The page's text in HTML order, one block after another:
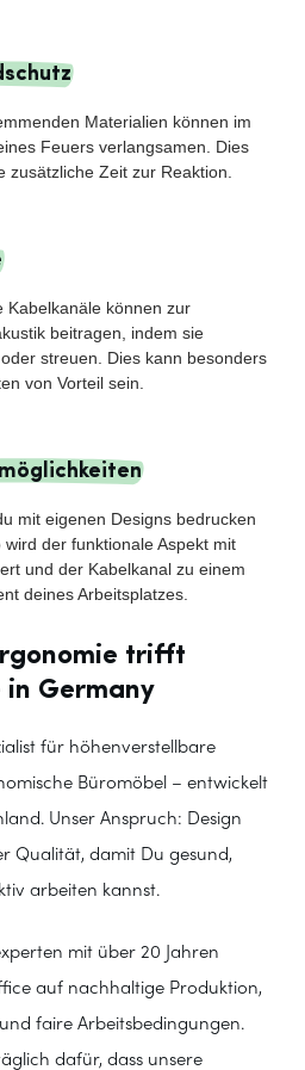
Materialien können im
Feuers verlangsamen. Dies
zusätzliche Zeit zur Reaktion.
Kabelkanäle können zur
beitragen, indem sie
streuen. Dies kann besonders
von Vorteil sein.
mit eigenen Designs bedrucken
der funktionale Aspekt mit
und der Kabelkanal zu einem
deines Arbeitsplatzes.
trifft
Germany
für höhenverstellbare
Büromöbel – entwickelt
Unser Anspruch: Design
Qualität, damit Du gesund,
arbeiten kannst.
mit über 20 Jahren
auf nachhaltige Produktion,
faire Arbeitsbedingungen.
dafür, dass unsere